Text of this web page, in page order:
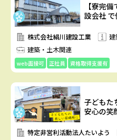
【寮完
設会社 で
株式会社絹川建設工業
建築・土木関連
web面接可 正社員 資格取得支援有
子どもた
安心の笑
特定非営利活動法人たいよう